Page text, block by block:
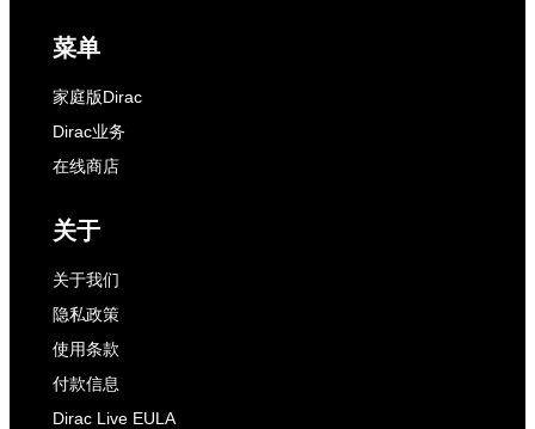
菜单
家庭版Dirac
Dirac业务
在线商店
关于
关于我们
隐私政策
使用条款
付款信息
Dirac Live EULA